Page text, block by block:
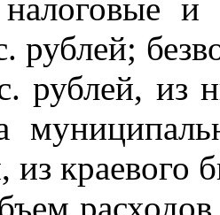
рублей;
рублей, из
из краевого